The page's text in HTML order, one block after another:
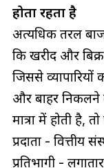
होता रहता है
अत्यधिक तरल
कि खरीद और
जिससे
और बाहर निकलने
मात्रा में होती है,
प्रदाता - वित्तीय
प्रतिभागी -